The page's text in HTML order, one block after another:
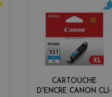
CARTOUCHE
D'ENCRE CANON CLI-